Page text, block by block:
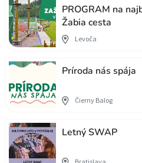
PROGRAM na
Žabia cesta
Levoča
Príroda nás spája
Čierny Balog
Letný SWAP